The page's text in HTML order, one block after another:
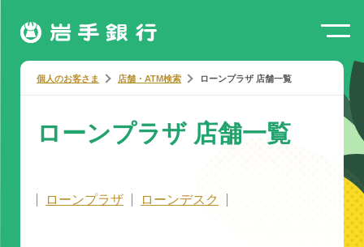
個人のお客さま 店舗・ATM検索 ローンプラザ 店舗一覧
ローンプラザ 店舗一覧
ローンプラザ ローンデスク